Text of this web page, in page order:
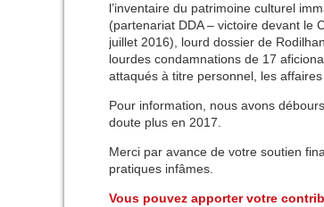
l’inventaire du patrimoine culturel
(partenariat DDA – victoire devant le
juillet 2016), lourd dossier de
lourdes condamnations de 17
attaqués à titre personnel, les
Pour information, nous avons
doute plus en 2017.
Merci par avance de votre soutien
pratiques infâmes.
Vous pouvez apporter votre